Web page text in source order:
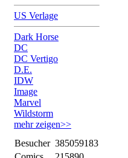
US Verlage
Dark Horse
DC
DC Vertigo
D.E.
IDW
Image
Marvel
Wildstorm
mehr zeigen>>
Besucher 385059183